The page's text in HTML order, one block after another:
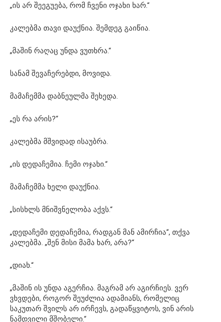
„ის არ შეეგუება, რომ ჩვენი ოჯახი ხარ.“
კალებმა თავი დაუქნია. შემდეგ გაიწია.
„მაშინ რაღაც უნდა ვუთხრა.“
სანამ შევაჩერებდი, მოვიდა.
მამაჩემმა დაბნეულმა შეხედა.
„ეს რა არის?“
კალებმა მშვიდად ისაუბრა.
„ის დედაჩემია. ჩემი ოჯახი.“
მამაჩემმა ხელი დაუქნია.
„სისხლს მნიშვნელობა აქვს.“
„დედაჩემი დედაჩემია, რადგან მან ამირჩია“, თქვა
კალებმა. „შენ მისი მამა ხარ, არა?“
„დიახ.“
„მაშინ ის უნდა აგერჩია. მაგრამ არ აგირჩიეს. ვერ
ვხვდები, როგორ შეუძლია ადამიანს, რომელიც
საკუთარ შვილს არ ირჩევს, გადაწყვიტოს, ვინ არის
ნამდვილი მშობელი.“